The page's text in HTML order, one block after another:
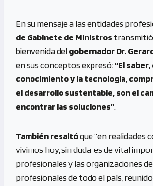
En su mensaje a las entidades
de Gabinete de Ministros transmitió
bienvenida delgobernador Dr.
en sus conceptos expresó:“El saber,
conocimiento y la tecnología,
el desarrollo sustentable, son el
encontrar las soluciones”.
También resaltóque “en realidades
vivimos hoy, sin duda, es de vital
profesionales y las organizaciones de
profesionales de todo el país,